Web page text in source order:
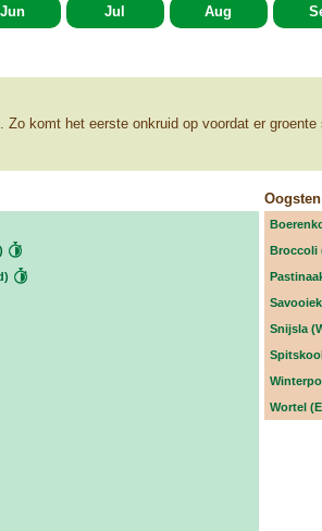
Jun Jul Aug
komt het eerste onkruid op voordat er
Oogsten
Broccoli
Snijsla
Wortel